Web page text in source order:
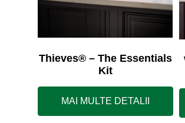
Thieves® – The Essentials
Kit
MAI MULTE DETALII